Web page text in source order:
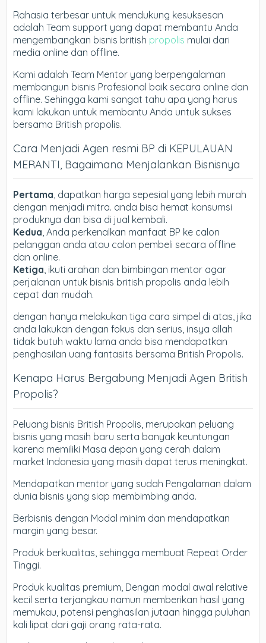
Rahasia terbesar untuk mendukung kesuksesan
adalah Team support yang dapat membantu Anda
mengembangkan bisnis british propolis mulai dari
media online dan offline.
Kami adalah Team Mentor yang berpengalaman
membangun bisnis Profesional baik secara online dan
offline. Sehingga kami sangat tahu apa yang harus
kami lakukan untuk membantu Anda untuk sukses
bersama British propolis.
Cara Menjadi Agen resmi BP di KEPULAUAN
MERANTI, Bagaimana Menjalankan Bisnisnya
Pertama, dapatkan harga sepesial yang lebih murah
dengan menjadi mitra. anda bisa hemat konsumsi
produknya dan bisa di jual kembali.
Kedua, Anda perkenalkan manfaat BP ke calon
pelanggan anda atau calon pembeli secara offline
dan online.
Ketiga, ikuti arahan dan bimbingan mentor agar
perjalanan untuk bisnis british propolis anda lebih
cepat dan mudah.
dengan hanya melakukan tiga cara simpel di atas, jika
anda lakukan dengan fokus dan serius, insya allah
tidak butuh waktu lama anda bisa mendapatkan
penghasilan uang fantasits bersama British Propolis.
Kenapa Harus Bergabung Menjadi Agen British
Propolis?
Peluang bisnis British Propolis, merupakan peluang
bisnis yang masih baru serta banyak keuntungan
karena memiliki Masa depan yang cerah dalam
market Indonesia yang masih dapat terus meningkat.
Mendapatkan mentor yang sudah Pengalaman dalam
dunia bisnis yang siap membimbing anda.
Berbisnis dengan Modal minim dan mendapatkan
margin yang besar.
Produk berkualitas, sehingga membuat Repeat Order
Tinggi.
Produk kualitas premium, Dengan modal awal relative
kecil serta terjangkau namun memberikan hasil yang
memukau, potensi penghasilan jutaan hingga puluhan
kali lipat dari gaji orang rata-rata.